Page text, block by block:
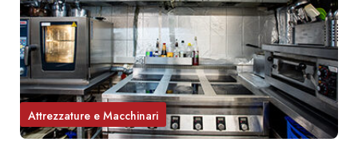
Attrezzature e Macchinari